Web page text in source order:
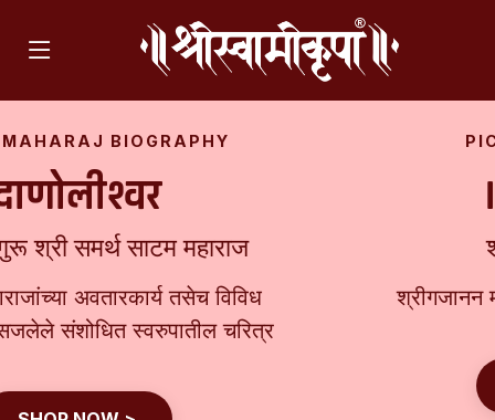
PICTURE BIOGRAPHY
।। माऊली ।।
श्रीगजानन महाराज
श्रीगजानन महाराजांच्या वैविध्यपूर्ण 'भाव'मुद्रा